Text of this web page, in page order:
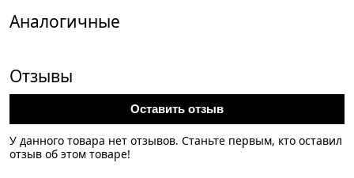
Аналогичные
Отзывы
Оставить отзыв
У данного товара нет отзывов. Станьте первым, кто оставил
отзыв об этом товаре!